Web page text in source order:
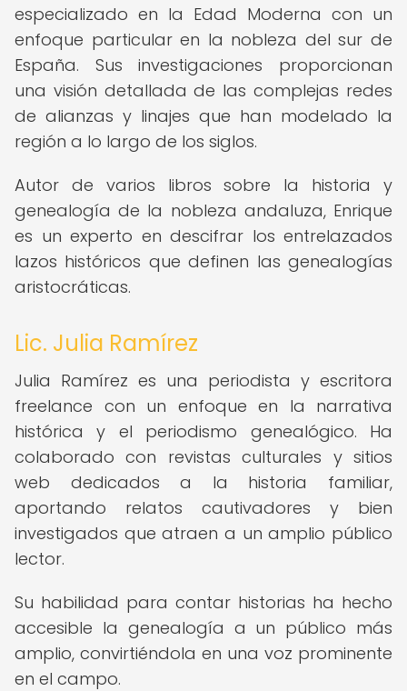
especializado en la Edad Moderna con un
enfoque particular en la nobleza del sur de
España. Sus investigaciones proporcionan
una visión detallada de las complejas redes
de alianzas y linajes que han modelado la
región a lo largo de los siglos.
Autor de varios libros sobre la historia y
genealogía de la nobleza andaluza, Enrique
es un experto en descifrar los entrelazados
lazos históricos que definen las genealogías
aristocráticas.
Lic. Julia Ramírez
Julia Ramírez es una periodista y escritora
freelance con un enfoque en la narrativa
histórica y el periodismo genealógico. Ha
colaborado con revistas culturales y sitios
web dedicados a la historia familiar,
aportando relatos cautivadores y bien
investigados que atraen a un amplio público
lector.
Su habilidad para contar historias ha hecho
accesible la genealogía a un público más
amplio, convirtiéndola en una voz prominente
en el campo.